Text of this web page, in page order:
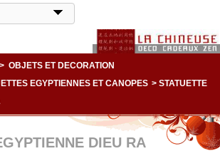
> OBJETS ET DECORATION
EGYPTIENNES ET CANOPES > STATUETTE
DIEU RA